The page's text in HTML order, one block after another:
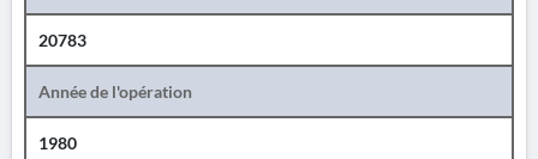
20783
Année de l'opération
1980